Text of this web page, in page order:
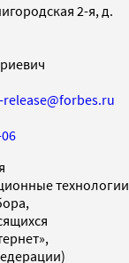
2-я, д.
release@forbes.ru
технологии